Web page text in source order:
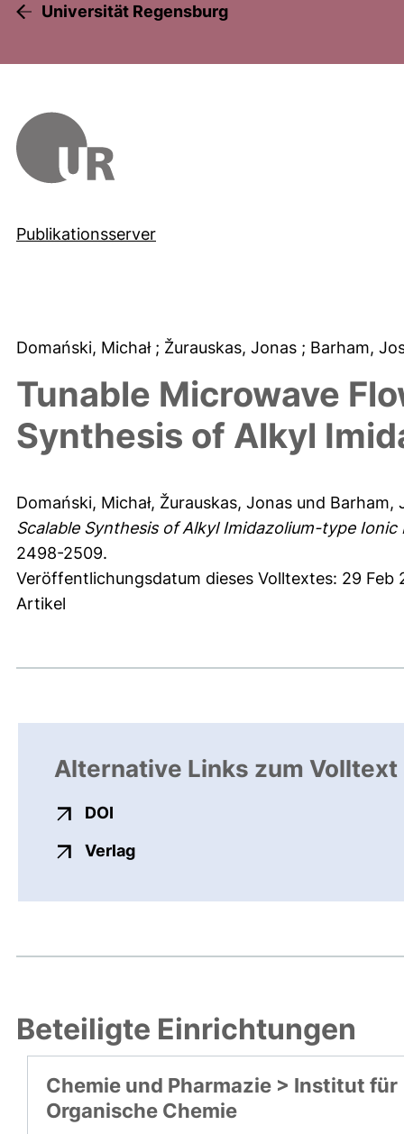
Universität Regensburg
Publikationsserver
Domański, Michał ; Žurauskas, Jonas ; Barham,
Tunable Microwave
Synthesis of Alkyl
Domański, Michał, Žurauskas, Jonas und Barham,
Scalable Synthesis of Alkyl Imidazolium-type Ionic
2498-2509.
Veröffentlichungsdatum dieses Volltextes: 29 Feb
Artikel
Alternative Links zum Volltext
DOI
Verlagexterner Link, öffnet neues
Beteiligte Einrichtungen
Chemie und Pharmazie > Institut für
Organische Chemie